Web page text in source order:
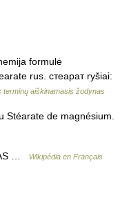
formulė
rus. стеарат ryšiai:
terminų aiškinamasis žodynas
de magnésium.
… Wikipédia en Français